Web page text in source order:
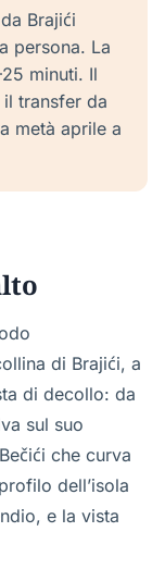
Brajići
persona. La
minuti. Il
transfer da
metà aprile a
di Brajići, a
di decollo: da
sul suo
che curva
dell’isola
e la vista